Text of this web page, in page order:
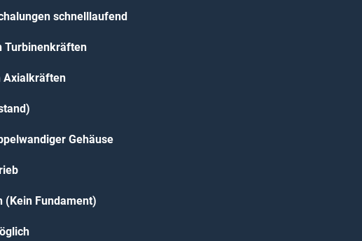
schnelllaufend
Turbinenkräften
Axialkräften
Gehäuse
(Kein Fundament)